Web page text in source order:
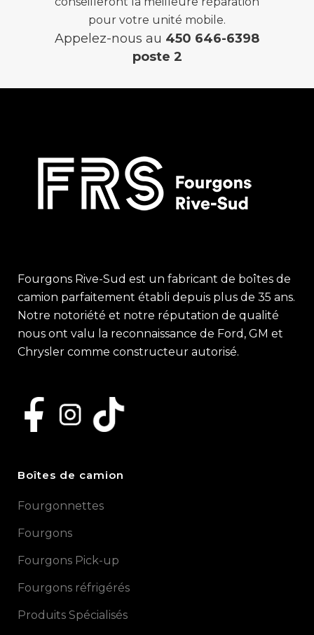
pour votre unité mobile.
Appelez-nous au 450 646-6398
poste 2
Fourgons Rive-Sud est un fabricant de boîtes de
camion parfaitement établi depuis plus de 35 ans.
Notre notoriété et notre réputation de qualité
nous ont valu la reconnaissance de Ford, GM et
Chrysler comme constructeur autorisé.
Boîtes de camion
Fourgonnettes
Fourgons
Fourgons Pick-up
Fourgons réfrigérés
Produits Spécialisés